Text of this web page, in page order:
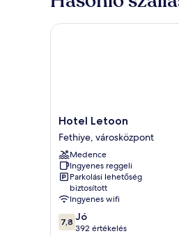
Hotel
Letoon
Fethiye,
városközpont
Hotel Letoon
Fethiye, városközpont
Medence
Ingyenes reggeli
Parkolási lehetőség
biztosított
Ingyenes wifi
7.8
ennyiből:
7,8 Jó
392 értékelés
Hotel Letoon